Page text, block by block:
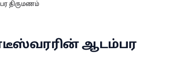
திருமணம்
ஆடம்பர